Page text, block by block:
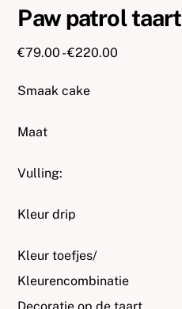
Paw patrol taart
€79.00 - €220.00
Smaak cake
Maat
Vulling:
Kleur drip
Kleur toefjes/
Kleurencombinatie